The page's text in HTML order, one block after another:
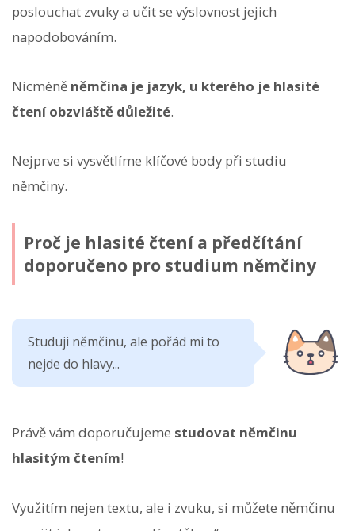
poslouchat zvuky a učit se výslovnost jejich
napodobováním.
Nicméně němčina je jazyk, u kterého je hlasité
čtení obzvláště důležité.
Nejprve si vysvětlíme klíčové body při studiu
němčiny.
Proč je hlasité čtení a předčítání
doporučeno pro studium němčiny
Studuji němčinu, ale pořád mi to
nejde do hlavy...
Právě vám doporučujeme studovat němčinu
hlasitým čtením!
Využitím nejen textu, ale i zvuku, si můžete němčinu